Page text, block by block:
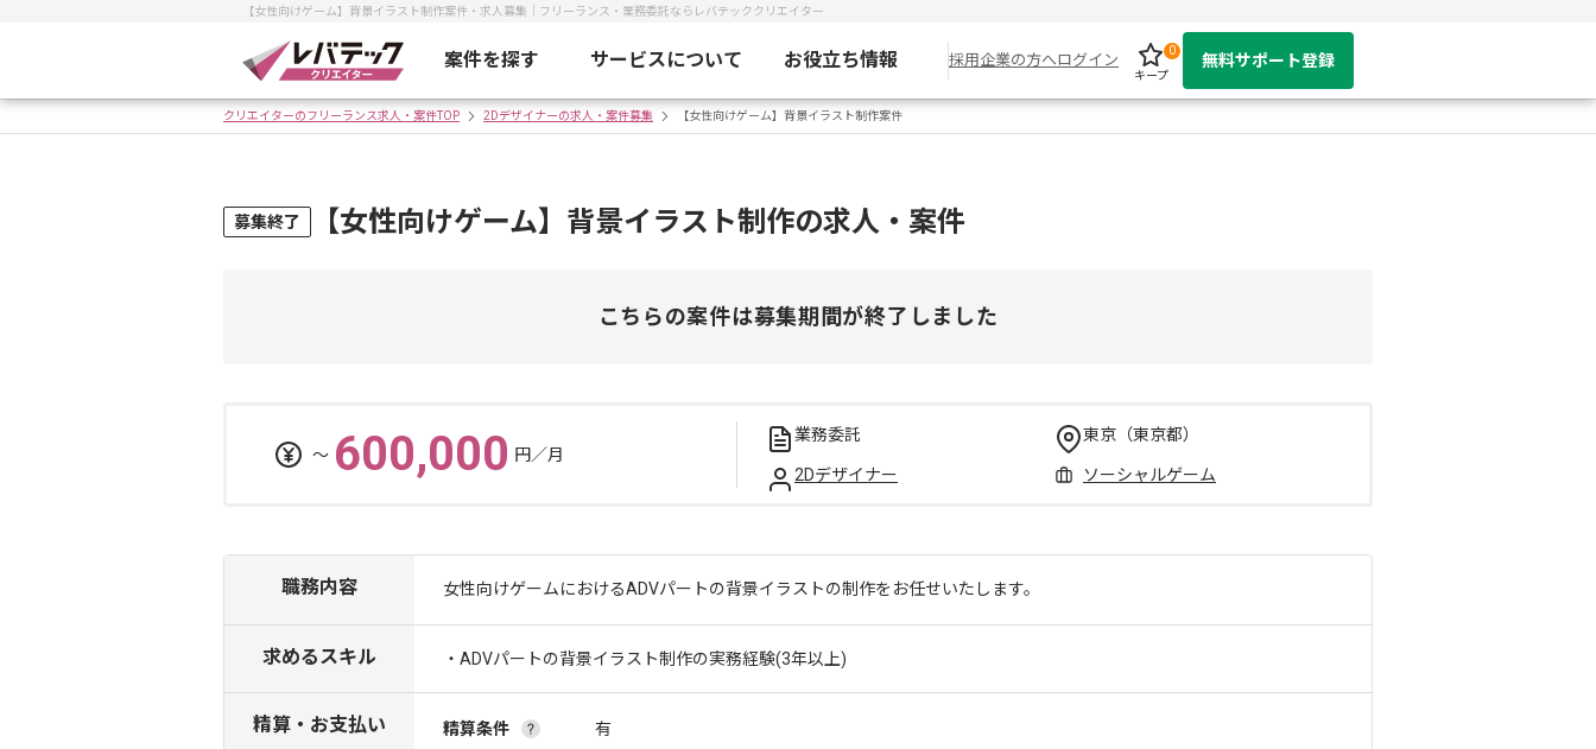
【女性向けゲーム】背景イラスト制作案件・求人募集｜フリーランス・業務委託ならレバテッククリエイター
案件を探す サービスについて お役立ち情報 採用企業の方へログイン
キープ
0
無料サポート登録
クリエイターのフリーランス求人・案件TOP 2Dデザイナーの求人・案件募集 【女性向けゲーム】背景イラスト制作案件
募集終了 【女性向けゲーム】背景イラスト制作の求人・案件
こちらの案件は募集期間が終了しました
〜 600,000 円／月
業務委託 東京（東京都）
2Dデザイナー ソーシャルゲーム
職務内容 女性向けゲームにおけるADVパートの背景イラストの制作をお任せいたします。
求めるスキル ・ADVパートの背景イラスト制作の実務経験(3年以上)
精算・お支払い 精算条件
有